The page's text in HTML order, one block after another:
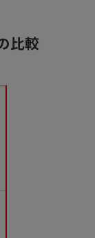
比較